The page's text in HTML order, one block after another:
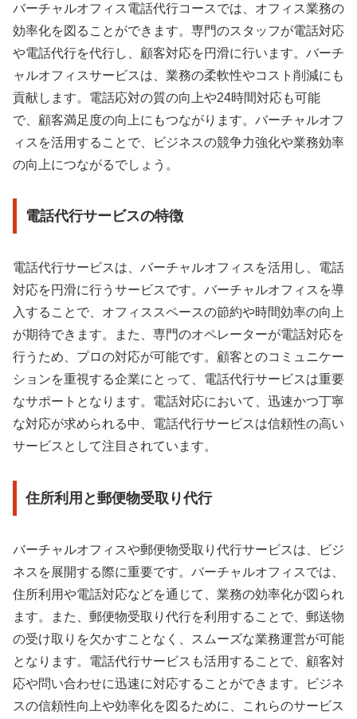
バーチャルオフィス電話代行コースでは、オフィス業務の
効率化を図ることができます。専門のスタッフが電話対応
や電話代行を代行し、顧客対応を円滑に行います。バーチ
ャルオフィスサービスは、業務の柔軟性やコスト削減にも
貢献します。電話応対の質の向上や24時間対応も可能
で、顧客満足度の向上にもつながります。バーチャルオフ
ィスを活用することで、ビジネスの競争力強化や業務効率
の向上につながるでしょう。
電話代行サービスの特徴
電話代行サービスは、バーチャルオフィスを活用し、電話
対応を円滑に行うサービスです。バーチャルオフィスを導
入することで、オフィススペースの節約や時間効率の向上
が期待できます。また、専門のオペレーターが電話対応を
行うため、プロの対応が可能です。顧客とのコミュニケー
ションを重視する企業にとって、電話代行サービスは重要
なサポートとなります。電話対応において、迅速かつ丁寧
な対応が求められる中、電話代行サービスは信頼性の高い
サービスとして注目されています。
住所利用と郵便物受取り代行
バーチャルオフィスや郵便物受取り代行サービスは、ビジ
ネスを展開する際に重要です。バーチャルオフィスでは、
住所利用や電話対応などを通じて、業務の効率化が図られ
ます。また、郵便物受取り代行を利用することで、郵送物
の受け取りを欠かすことなく、スムーズな業務運営が可能
となります。電話代行サービスも活用することで、顧客対
応や問い合わせに迅速に対応することができます。ビジネ
スの信頼性向上や効率化を図るために、これらのサービス